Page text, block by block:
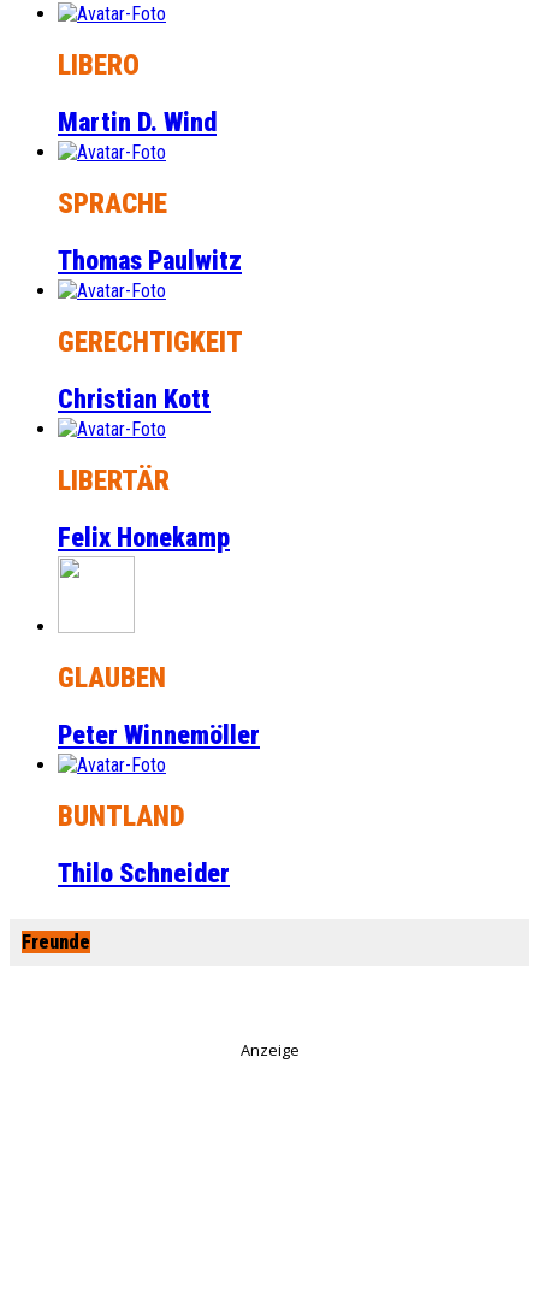
LIBERO
Martin D. Wind
SPRACHE
Thomas Paulwitz
GERECHTIGKEIT
Christian Kott
LIBERTÄR
Felix Honekamp
GLAUBEN
Peter Winnemöller
BUNTLAND
Thilo Schneider
Freunde
Anzeige